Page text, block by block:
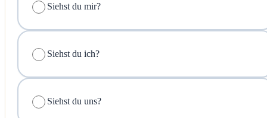
Siehst du mir?
Siehst du ich?
Siehst du uns?